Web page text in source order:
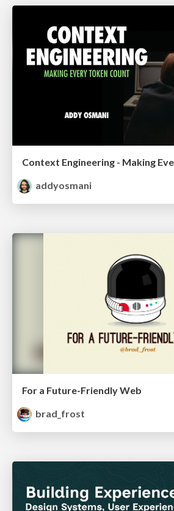
Context Engineering - Making
addyosmani
For a Future-Friendly Web
brad_frost